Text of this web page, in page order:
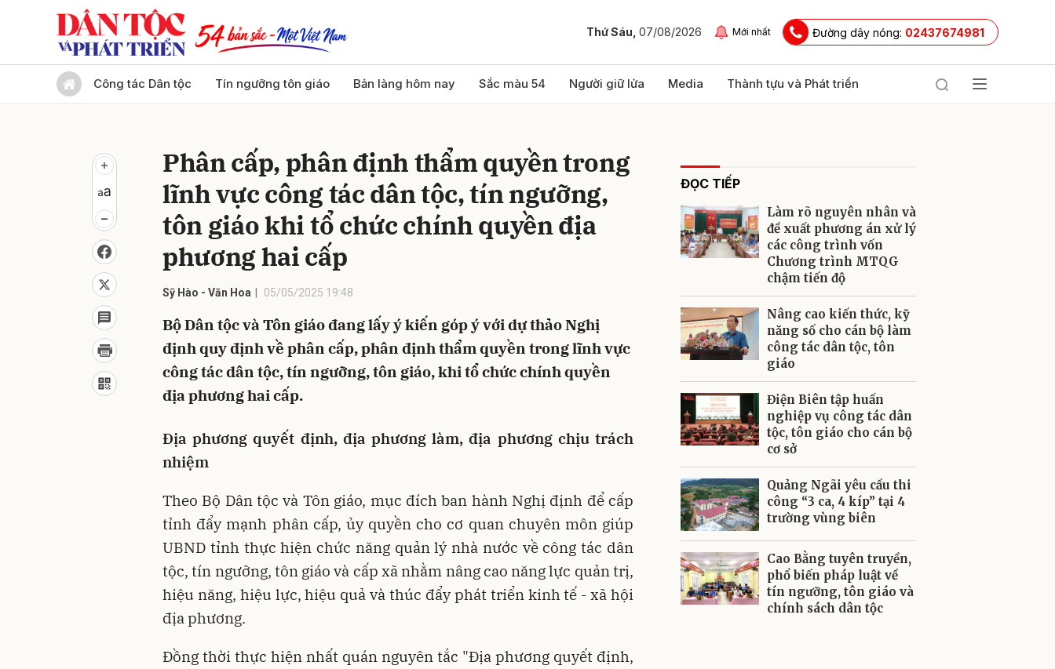
Thứ Sáu, 07/08/2026 Mới nhất Đường dây nóng: 02437674981
Công tác Dân tộc Tín ngưỡng tôn giáo Bản làng hôm nay Sắc màu 54 Người giữ lửa Media Thành tựu và Phát triển
Phân cấp, phân định thẩm quyền trong
lĩnh vực công tác dân tộc, tín ngưỡng,
tôn giáo khi tổ chức chính quyền địa
phương hai cấp
Sỹ Hào - Văn Hoa 05/05/2025 19:48
Bộ Dân tộc và Tôn giáo đang lấy ý kiến góp ý với dự thảo Nghị
định quy định về phân cấp, phân định thẩm quyền trong lĩnh vực
công tác dân tộc, tín ngưỡng, tôn giáo, khi tổ chức chính quyền
địa phương hai cấp.
Địa phương quyết định, địa phương làm, địa phương chịu trách
nhiệm
Theo Bộ Dân tộc và Tôn giáo, mục đích ban hành Nghị định để cấp
tỉnh đẩy mạnh phân cấp, ủy quyền cho cơ quan chuyên môn giúp
UBND tỉnh thực hiện chức năng quản lý nhà nước về công tác dân
tộc, tín ngưỡng, tôn giáo và cấp xã nhằm nâng cao năng lực quản trị,
hiệu năng, hiệu lực, hiệu quả và thúc đẩy phát triển kinh tế - xã hội
địa phương.
Đồng thời thực hiện nhất quán nguyên tắc "Địa phương quyết định,
ĐỌC TIẾP
Làm rõ nguyên nhân và
đề xuất phương án xử lý
các công trình vốn
Chương trình MTQG
chậm tiến độ
Nâng cao kiến thức, kỹ
năng số cho cán bộ làm
công tác dân tộc, tôn
giáo
Điện Biên tập huấn
nghiệp vụ công tác dân
tộc, tôn giáo cho cán bộ
cơ sở
Quảng Ngãi yêu cầu thi
công “3 ca, 4 kíp” tại 4
trường vùng biên
Cao Bằng tuyên truyền,
phổ biến pháp luật về
tín ngưỡng, tôn giáo và
chính sách dân tộc
Gửi bình luận
Gửi